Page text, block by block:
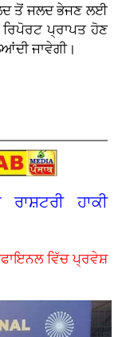
ਤੋਂ ਜਲਦ ਭੇਜਣ ਲਈ
ਪ੍ਰਾਪਤ ਹੋਣ
ਜਾਵੇਗੀ।
ਹਾਕੀ
ਵਿੱਚ ਪ੍ਰਵੇਸ਼